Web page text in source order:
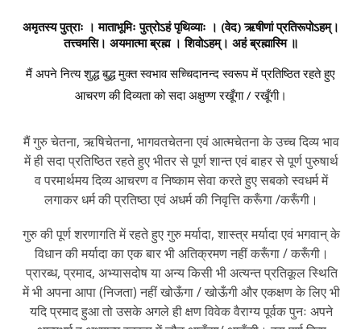
अमृतस्य पुत्राः । माताभूमिः पुत्रोऽहं पृथिव्याः । (वेद) ऋषीणां प्रतिरूपोऽहम्।
तत्त्वमसि। अयमात्मा ब्रह्म । शिवोऽहम्। अहं ब्रह्मास्मि ॥
मैं अपने नित्य शुद्ध बुद्ध मुक्त स्वभाव सच्चिदानन्द स्वरूप में प्रतिष्ठित रहते हुए
आचरण की दिव्यता को सदा अक्षुण्ण रखूँगा / रखूँगी।
मैं गुरु चेतना, ऋषिचेतना, भागवतचेतना एवं आत्मचेतना के उच्च दिव्य भाव
में ही सदा प्रतिष्ठित रहते हुए भीतर से पूर्ण शान्त एवं बाहर से पूर्ण पुरुषार्थ
व परमार्थमय दिव्य आचरण व निष्काम सेवा करते हुए सबको स्वधर्म में
लगाकर धर्म की प्रतिष्ठा एवं अधर्म की निवृत्ति करूँगा /करूँगी।
गुरु की पूर्ण शरणागति में रहते हुए गुरु मर्यादा, शास्त्र मर्यादा एवं भगवान् के
विधान की मर्यादा का एक बार भी अतिक्रमण नहीं करूँगा / करूँगी।
प्रारब्ध, प्रमाद, अभ्यासदोष या अन्य किसी भी अत्यन्त प्रतिकूल स्थिति
में भी अपना आपा (निजता) नहीं खोऊँगा / खोऊँगी और एकक्षण के लिए भी
यदि प्रमाद हुआ तो उसके अगले ही क्षण विवेक वैराग्य पूर्वक पुनः अपने